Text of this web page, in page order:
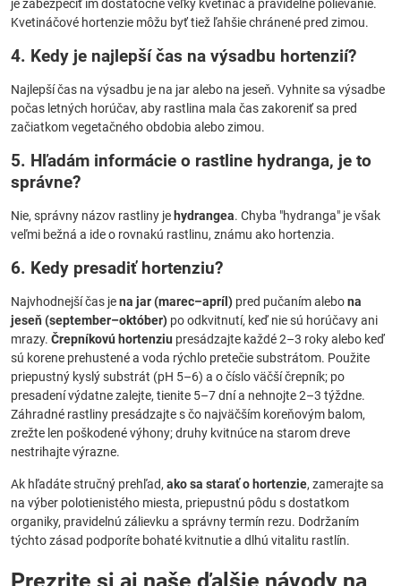
je zabezpečiť im dostatočne veľký kvetináč a pravidelné polievanie.
Kvetináčové hortenzie môžu byť tiež ľahšie chránené pred zimou.
4. Kedy je najlepší čas na výsadbu hortenzií?
Najlepší čas na výsadbu je na jar alebo na jeseň. Vyhnite sa výsadbe
počas letných horúčav, aby rastlina mala čas zakoreniť sa pred
začiatkom vegetačného obdobia alebo zimou.
5. Hľadám informácie o rastline hydranga, je to
správne?
Nie, správny názov rastliny je hydrangea. Chyba "hydranga" je však
veľmi bežná a ide o rovnakú rastlinu, známu ako hortenzia.
6. Kedy presadiť hortenziu?
Najvhodnejší čas jena jar (marec–apríl) pred pučaním alebona
jeseň (september–október) po odkvitnutí, keď nie sú horúčavy ani
mrazy. Črepníkovú hortenziu presádzajte každé 2–3 roky alebo keď
sú korene prehustené a voda rýchlo pretečie substrátom. Použite
priepustný kyslý substrát (pH 5–6) a o číslo väčší črepník; po
presadení výdatne zalejte, tienite 5–7 dní a nehnojte 2–3 týždne.
Záhradné rastliny presádzajte s čo najväčším koreňovým balom,
zrežte len poškodené výhony; druhy kvitnúce na starom dreve
nestrihajte výrazne.
Ak hľadáte stručný prehľad, ako sa starať o hortenzie, zamerajte sa
na výber polotienistého miesta, priepustnú pôdu s dostatkom
organiky, pravidelnú zálievku a správny termín rezu. Dodržaním
týchto zásad podporíte bohaté kvitnutie a dlhú vitalitu rastlín.